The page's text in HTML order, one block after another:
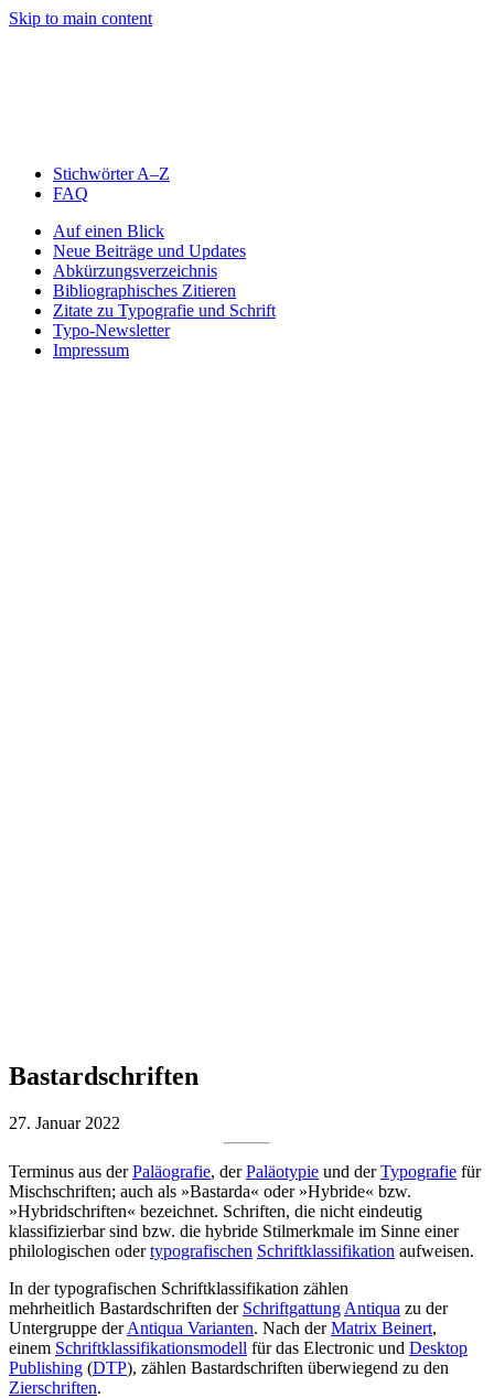
Skip to main content
Stichwörter A–Z
FAQ
Auf einen Blick
Neue Beiträge und Updates
Abkürzungsverzeichnis
Bibliographisches Zitieren
Zitate zu Typografie und Schrift
Typo-Newsletter
Impressum
Bastardschriften
27. Januar 2022
Terminus aus derPaläografie, derPaläotypie und derTypografie für
Mischschriften; auch als »Bastarda« oder »Hybride« bzw.
»Hybridschriften« bezeichnet. Schriften, die nicht eindeutig
klassifizierbar sind bzw. die hybride Stilmerkmale im Sinne einer
philologischen odertypografischen Schriftklassifikation aufweisen.
In der typografischen Schriftklassifikation zählen
mehrheitlich Bastardschriften der Schriftgattung Antiqua zu der
Untergruppe derAntiqua Varianten. Nach derMatrix Beinert,
einem Schriftklassifikationsmodell für das Electronic und Desktop
Publishing (DTP), zählen Bastardschriften überwiegend zu den
Zierschriften.